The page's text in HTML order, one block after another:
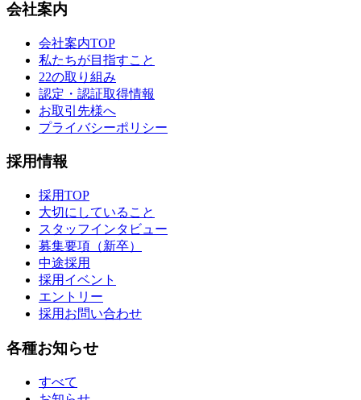
会社案内
会社案内TOP
私たちが目指すこと
22の取り組み
認定・認証取得情報
お取引先様へ
プライバシーポリシー
採用情報
採用TOP
大切にしていること
スタッフインタビュー
募集要項（新卒）
中途採用
採用イベント
エントリー
採用お問い合わせ
各種お知らせ
すべて